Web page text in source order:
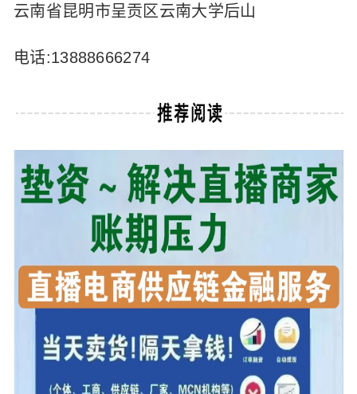
云南省昆明市呈贡区云南大学后山
电话:13888666274